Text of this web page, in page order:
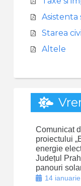
Asistenta
Starea
Altele
Comunicat
proiectului
energie
Județul
panouri
14